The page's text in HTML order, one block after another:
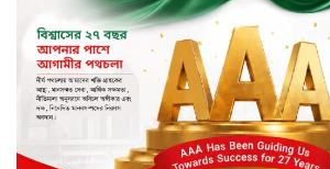
টাঙ্গাইলে ভাষা
বিতরণ
সড়ক নিরাপত্তায়
নিসচা বিশেষ
মিয়া বাবুল